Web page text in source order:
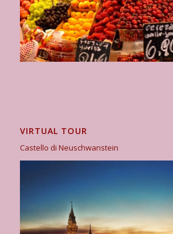
VIRTUAL TOUR
Castello di Neuschwanstein